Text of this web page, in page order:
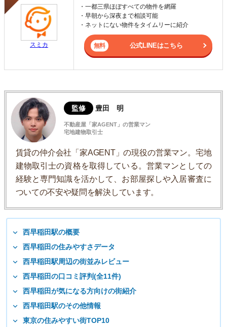
スミカ
・一都三県ほぼすべての物件を網羅
・早朝から深夜まで相談可能
・ネットにない物件をタイムリーに紹介
公式LINEはこちら
監修 豊田 明
不動産屋「家AGENT」の営業マン
宅地建物取引士
賃貸の仲介会社「家AGENT」の現役の営業マン。宅地
建物取引士の資格を取得している。営業マンとしての
経験と専門知識を活かして、お部屋探しや入居審査に
ついての不安や疑問を解決しています。
西早稲田駅の概要
西早稲田の住みやすさデータ
西早稲田駅周辺の街並みレビュー
西早稲田の口コミ評判(全11件)
西早稲田が気になる方向けの街紹介
西早稲田駅のその他情報
東京の住みやすい街TOP10